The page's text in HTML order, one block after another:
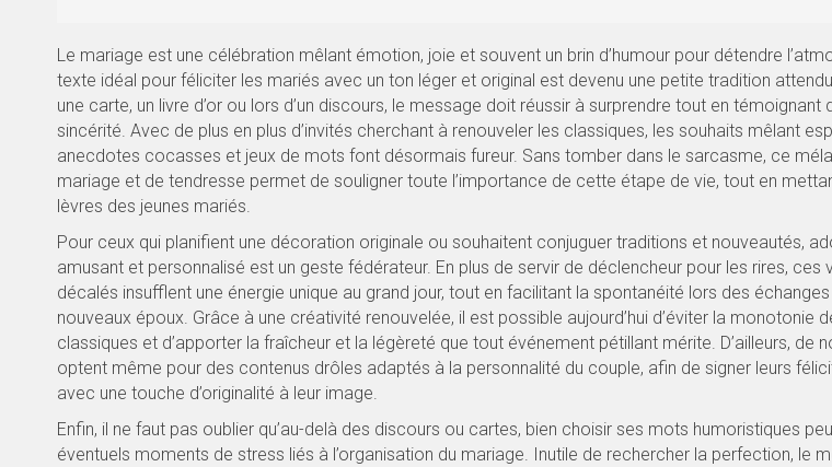
Le mariage est une célébration mêlant émotion, joie et souvent un brin d’humour pour détendre
texte idéal pour féliciter les mariés avec un ton léger et original est devenu une petite tradition
une carte, un livre d’or ou lors d’un discours, le message doit réussir à surprendre tout en témoignant
sincérité. Avec de plus en plus d’invités cherchant à renouveler les classiques, les souhaits mêlant
anecdotes cocasses et jeux de mots font désormais fureur. Sans tomber dans le sarcasme, ce
mariage et de tendresse permet de souligner toute l’importance de cette étape de vie, tout en
lèvres des jeunes mariés.
Pour ceux qui planifient une décoration originale ou souhaitent conjuguer traditions et nouveautés,
amusant et personnalisé est un geste fédérateur. En plus de servir de déclencheur pour les rires, ces
décalés insufflent une énergie unique au grand jour, tout en facilitant la spontanéité lors des
nouveaux époux. Grâce à une créativité renouvelée, il est possible aujourd’hui d’éviter la monotonie
classiques et d’apporter la fraîcheur et la légèreté que tout événement pétillant mérite. D’ailleurs, de
optent même pour des contenus drôles adaptés à la personnalité du couple, afin de signer leurs
avec une touche d’originalité à leur image.
Enfin, il ne faut pas oublier qu’au-delà des discours ou cartes, bien choisir ses mots humoristiques
éventuels moments de stress liés à l’organisation du mariage. Inutile de rechercher la perfection, le